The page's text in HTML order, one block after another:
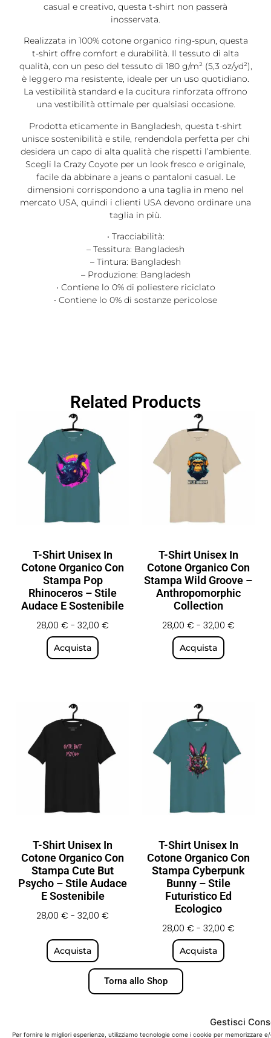
Gestisci
Per fornire le migliori esperienze, utilizziamo tecnologie come i cookie per memorizzare
casual e creativo, questa t-shirt non passerà
inosservata.
Realizzata in 100% cotone organico ring-spun, questa
t-shirt offre comfort e durabilità. Il tessuto di alta
qualità, con un peso del tessuto di 180 g/m² (5,3 oz/yd²),
è leggero ma resistente, ideale per un uso quotidiano.
La vestibilità standard e la cucitura rinforzata offrono
una vestibilità ottimale per qualsiasi occasione.
Prodotta eticamente in Bangladesh, questa t-shirt
unisce sostenibilità e stile, rendendola perfetta per chi
desidera un capo di alta qualità che rispetti l’ambiente.
Scegli la Crazy Coyote per un look fresco e originale,
facile da abbinare a jeans o pantaloni casual. Le
dimensioni corrispondono a una taglia in meno nel
mercato USA, quindi i clienti USA devono ordinare una
taglia in più.
• Tracciabilità:
– Tessitura: Bangladesh
– Tintura: Bangladesh
– Produzione: Bangladesh
• Contiene lo 0% di poliestere riciclato
• Contiene lo 0% di sostanze pericolose
Related Products
T-Shirt Unisex In
Cotone Organico Con
Stampa Pop
Rhinoceros – Stile
Audace E Sostenibile
28,00€ - 32,00€
Acquista
T-Shirt Unisex In
Cotone Organico Con
Stampa Wild Groove –
Anthropomorphic
Collection
28,00 € - 32,00 €
Acquista
T-Shirt Unisex In
Cotone Organico Con
Stampa Cute But
Psycho – Stile Audace
E Sostenibile
28,00€ - 32,00€
Acquista
T-Shirt Unisex In
Cotone Organico Con
Stampa Cyberpunk
Bunny – Stile
Futuristico Ed
Ecologico
28,00 € - 32,00 €
Acquista
Torna allo Shop